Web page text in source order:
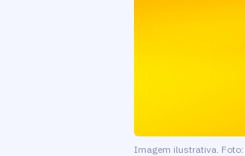
Imagem ilustrativa. Foto: